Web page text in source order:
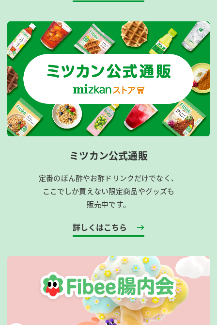
ミツカン公式通販
定番のぽん酢やお酢ドリンクだけでなく、
ここでしか買えない限定商品やグッズも
販売中です。
詳しくはこちら